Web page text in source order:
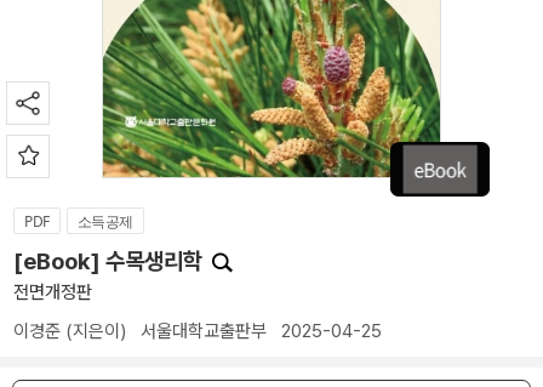
PDF 소득공제
[eBook] 수목생리학
전면개정판
이경준 (지은이) 서울대학교출판부 2025-04-25